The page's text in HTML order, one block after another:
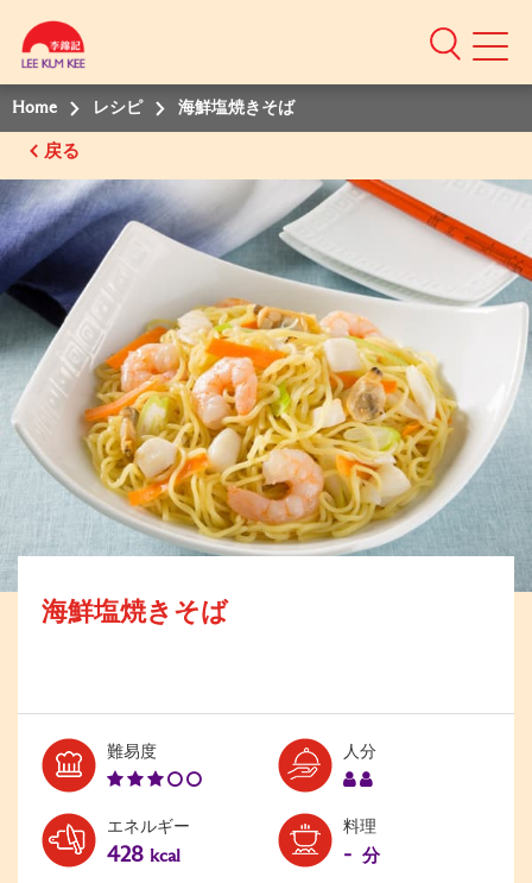
Home レシピ 海鮮塩焼きそば
戻る
海鮮塩焼きそば
難易度Level:
3
人分Serves:
エネルギー
428 kcal
料理
- 分